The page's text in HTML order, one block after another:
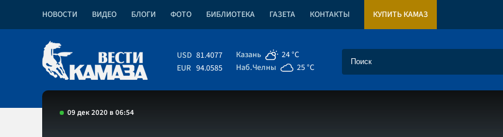
НОВОСТИ ВИДЕО БЛОГИ ФОТО БИБЛИОТЕКА ГАЗЕТА КОНТАКТЫ КУПИТЬ КАМАЗ
USD 81.4077
EUR 94.0585
Казань
24 °C
Наб.Челны
25 °C
09 дек 2020 в 06:54